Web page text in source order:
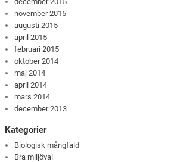
november 2015
augusti 2015
april 2015
februari 2015
oktober 2014
maj 2014
april 2014
mars 2014
december 2013
Kategorier
Biologisk mångfald
Bra miljöval